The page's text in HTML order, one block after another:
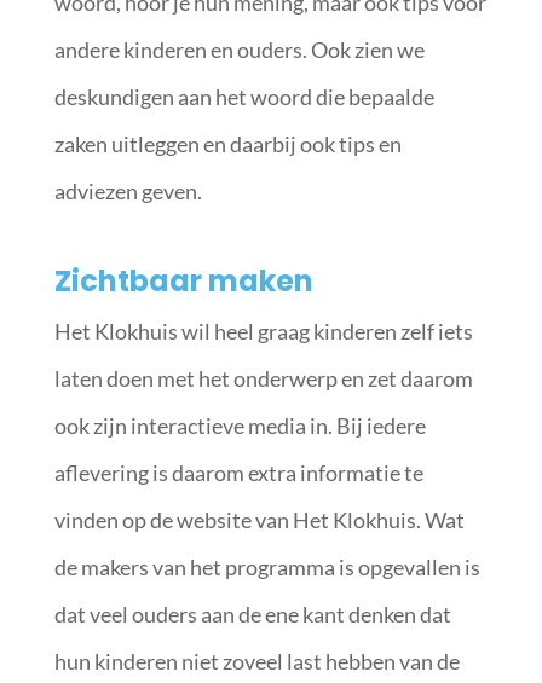
andere kinderen en ouders. Ook zien we
deskundigen aan het woord die bepaalde
zaken uitleggen en daarbij ook tips en
adviezen geven.
Zichtbaar maken
Het Klokhuis wil heel graag kinderen zelf iets
laten doen met het onderwerp en zet daarom
ook zijn interactieve media in. Bij iedere
aflevering is daarom extra informatie te
vinden op de website van Het Klokhuis. Wat
de makers van het programma is opgevallen is
dat veel ouders aan de ene kant denken dat
hun kinderen niet zoveel last hebben van de